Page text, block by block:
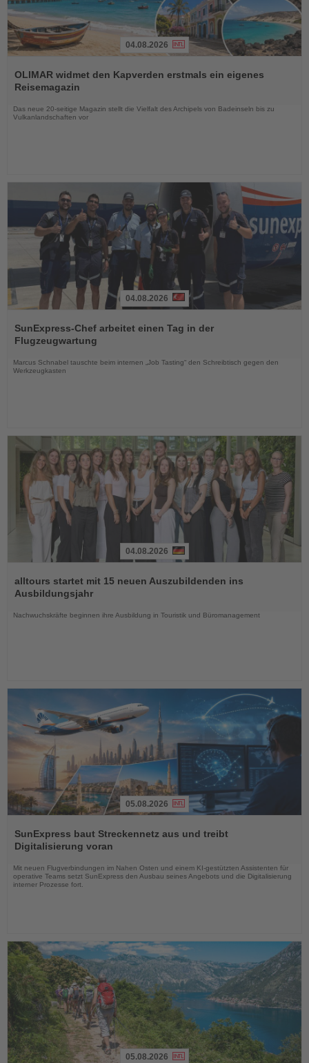
Sie
die
Nachrichten
04.08.2026
OLIMAR widmet den Kapverden erstmals ein eigenes
Reisemagazin
Das neue 20-seitige Magazin stellt die Vielfalt des Archipels von Badeinseln bis zu
Vulkanlandschaften vor
Sie
die
Nachrichten
04.08.2026
SunExpress-Chef arbeitet einen Tag in der
Flugzeugwartung
Marcus Schnabel tauschte beim internen „Job Tasting“ den Schreibtisch gegen den
Werkzeugkasten
Sie
die
04.08.2026
alltours startet mit 15 neuen Auszubildenden ins
Ausbildungsjahr
Nachwuchskräfte beginnen ihre Ausbildung in Touristik und Büromanagement
Sie
die
Nachrichten
05.08.2026
SunExpress baut Streckennetz aus und treibt
Digitalisierung voran
Mit neuen Flugverbindungen im Nahen Osten und einem KI-gestützten Assistenten für
operative Teams setzt SunExpress den Ausbau seines Angebots und die Digitalisierung
interner Prozesse fort.
05.08.2026